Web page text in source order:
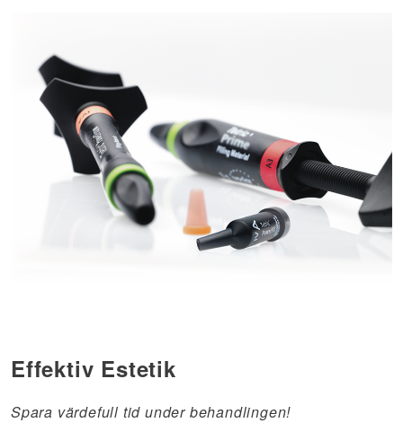
Effektiv Estetik
Spara värdefull tid under behandlingen!